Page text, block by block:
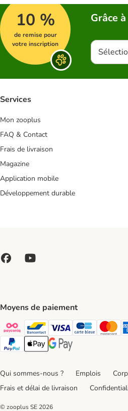
10 %
de remise pour
votre inscription
Grâce
Services
Mon zooplus
FAQ & Contact
Frais de livraison
Magazine
Application mobile
Développement durable
Moyens de paiement
Payconiq Payment Method
bancontact Payment Method
Visa Payment Method
carte bleueMaster
Paypal Payment Method
Apple Pay Payment Method
Google Pay Payment
Qui sommes-nous ? Emplois
Frais et délai de livraison
© zooplus SE 2026